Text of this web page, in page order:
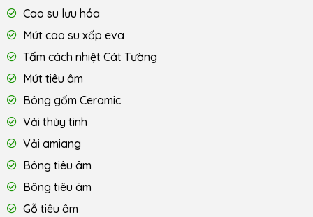
Cao su lưu hóa
Mút cao su xốp eva
Tấm cách nhiệt Cát Tường
Mút tiêu âm
Bông gốm Ceramic
Vải thủy tinh
Vải amiang
Bông tiêu âm
Bông tiêu âm
Gỗ tiêu âm